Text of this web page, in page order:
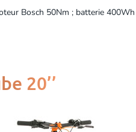
Bosch 50Nm ; batterie 400Wh
20’’